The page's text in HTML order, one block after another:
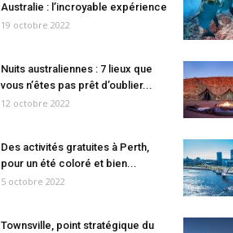
Australie : l’incroyable expérience
19 octobre 2022
Nuits australiennes : 7 lieux que
vous n’êtes pas prêt d’oublier...
12 octobre 2022
Des activités gratuites à Perth,
pour un été coloré et bien...
5 octobre 2022
Townsville, point stratégique du